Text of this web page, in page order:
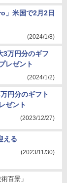
」米国で2月2日
(2024/1/8)
3万円分のギフ
レゼント
(2024/1/2)
円分のギフト
ゼント
(2023/12/27)
える
(2023/11/30)
百景」